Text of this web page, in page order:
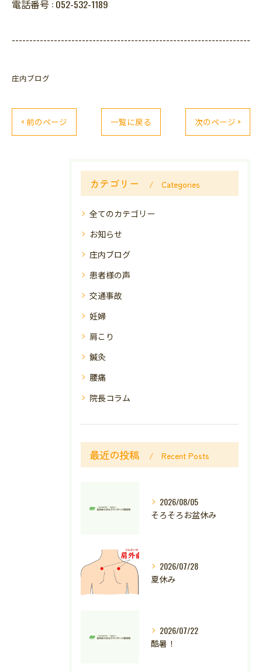
電話番号 : 052-532-1189
--------------------------------------------------------------------
庄内ブログ
< 前のページ 一覧に戻る 次のページ >
カテゴリー Categories
全てのカテゴリー
お知らせ
庄内ブログ
患者様の声
交通事故
妊婦
肩こり
鍼灸
腰痛
院長コラム
最近の投稿 Recent Posts
2026/08/05
そろそろお盆休み
2026/07/28
夏休み
2026/07/22
酷暑！